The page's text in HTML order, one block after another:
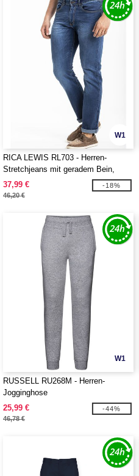
W1
RICA LEWIS RL703 - Herren-
Stretchjeans mit geradem Bein,
stonewashed
37,99 €
46,20 €
-18%
W1
RUSSELL RU268M - Herren-
Jogginghose
25,99 €
46,78 €
-44%